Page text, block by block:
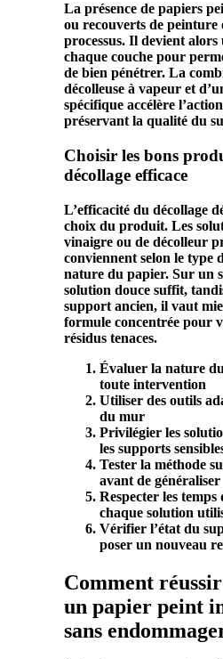
La présence de papiers
ou recouverts de peinture
processus. Il devient
chaque couche pour
de bien pénétrer. La
décolleuse à vapeur et
spécifique accélère
préservant la qualité du
Choisir les bons
décollage efficace
L’efficacité du décollage
choix du produit. Les
vinaigre ou de décolleur
conviennent selon le type
nature du papier. Sur un
solution douce suffit,
support ancien, il vaut
formule concentrée pour
résidus tenaces.
Évaluer la nature
toute intervention
Utiliser des outils
du mur
Privilégier les
les supports
Tester la méthode
avant de généraliser
Respecter les temps
chaque solution
Vérifier l’état du
poser un nouveau
Comment
un papier peint
sans